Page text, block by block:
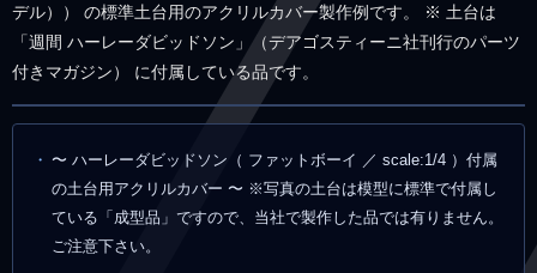
デル）） の標準土台用のアクリルカバー製作例です。 ※ 土台は
「週間 ハーレーダビッドソン」（デアゴスティーニ社刊行のパーツ
付きマガジン） に付属している品です。
〜 ハーレーダビッドソン（ ファットボーイ ／ scale:1/4 ）付属
の土台用アクリルカバー 〜 ※写真の土台は模型に標準で付属し
ている「成型品」ですので、当社で製作した品では有りません。
ご注意下さい。